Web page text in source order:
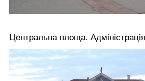
Центральна площа.